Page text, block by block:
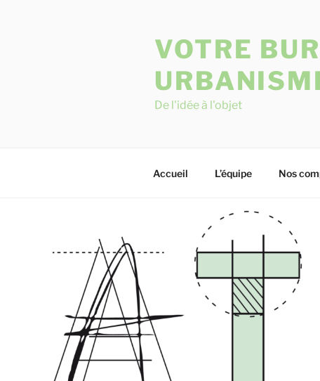
VOTRE
De l'idée à l'objet
Accueil L’équipe Nos